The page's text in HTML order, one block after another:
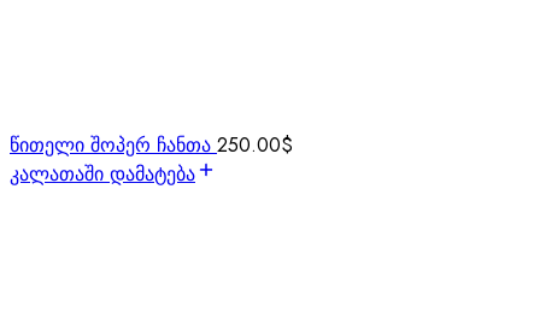
წითელი შოპერ ჩანთა 250.00$
კალათაში დამატება